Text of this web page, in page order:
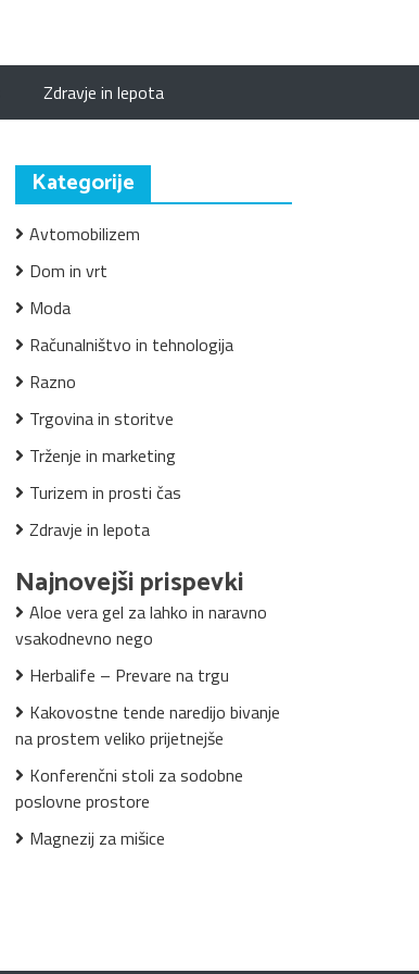
Zdravje in lepota
Kategorije
Avtomobilizem
Dom in vrt
Moda
Računalništvo in tehnologija
Razno
Trgovina in storitve
Trženje in marketing
Turizem in prosti čas
Zdravje in lepota
Najnovejši prispevki
Aloe vera gel za lahko in naravno
vsakodnevno nego
Herbalife – Prevare na trgu
Kakovostne tende naredijo bivanje
na prostem veliko prijetnejše
Konferenčni stoli za sodobne
poslovne prostore
Magnezij za mišice